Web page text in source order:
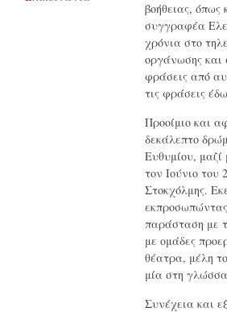
βοήθειας,
συγγραφέα
χρόνια στο
οργάνωσης και
φράσεις από
τις φράσεις
Προοίμιο και
δεκάλεπτο
Ευθυμίου, μαζί
τον Ιούνιο
Στοκχόλμης.
παράσταση με
με ομάδες
θέατρα, μέλη
μία στη
Συνέχεια και